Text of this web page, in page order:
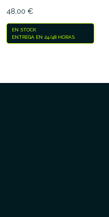
48,00 €
EN STOCK
ENTREGA EN 24/48 HORAS